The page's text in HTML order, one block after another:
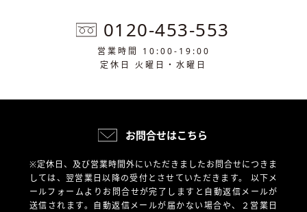
0120-453-553
営業時間 10:00-19:00
定休日 火曜日・水曜日
お問合せはこちら
※定休日、及び営業時間外にいただきましたお問合せにつきま
しては、翌営業日以降の受付とさせていただきます。 以下メ
ールフォームよりお問合せが完了しますと自動返信メールが
送信されます。自動返信メールが届かない場合や、
２営業日